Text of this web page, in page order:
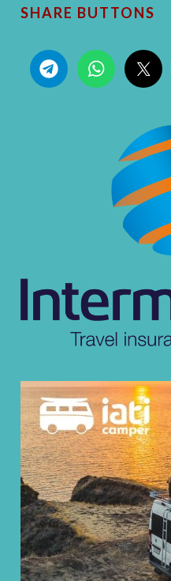
SHARE BUTTONS